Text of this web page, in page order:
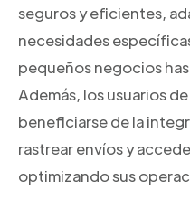
seguros y eficientes,
necesidades
pequeños negocios
Además, los usuarios
beneficiarse de la
rastrear envíos y
optimizando sus